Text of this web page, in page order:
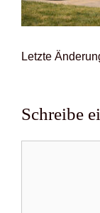
Letz­te
Schreibe